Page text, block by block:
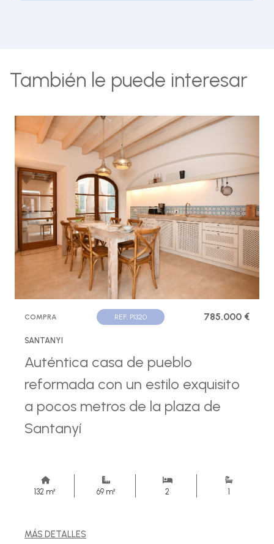
También le puede interesar
COMPRA REF. P1320 785.000 €
SANTANYI
Auténtica casa de pueblo
reformada con un estilo exquisito
a pocos metros de la plaza de
Santanyí
132 m² 69 m² 2 1
MÁS DETALLES